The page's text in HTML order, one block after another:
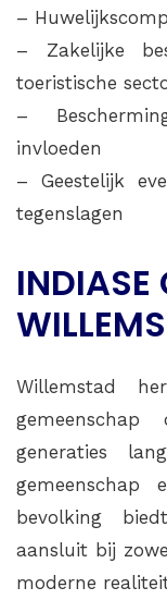
–
– Zakelijke
toeristische
–
invloeden
– Geestelijk
tegenslagen
INDIASE
Willemstad
generaties
gemeenschap
bevolking
aansluit bij
moderne